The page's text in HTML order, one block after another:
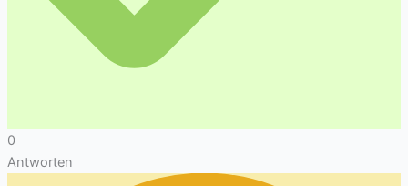
0
Antworten